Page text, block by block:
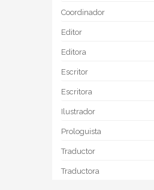
Coordinador
Editor
Editora
Escritor
Escritora
Ilustrador
Prologuista
Traductor
Traductora